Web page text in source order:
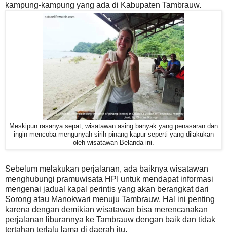
kampung-kampung yang ada di Kabupaten Tambrauw.
Meskipun rasanya sepat, wisatawan asing banyak yang penasaran dan
ingin mencoba mengunyah sirih pinang kapur seperti yang dilakukan
oleh wisatawan Belanda ini.
Sebelum melakukan perjalanan, ada baiknya wisatawan
menghubungi pramuwisata HPI untuk mendapat informasi
mengenai jadual kapal perintis yang akan berangkat dari
Sorong atau Manokwari menuju Tambrauw. Hal ini penting
karena dengan demikian wisatawan bisa merencanakan
perjalanan liburannya ke Tambrauw dengan baik dan tidak
tertahan terlalu lama di daerah itu.